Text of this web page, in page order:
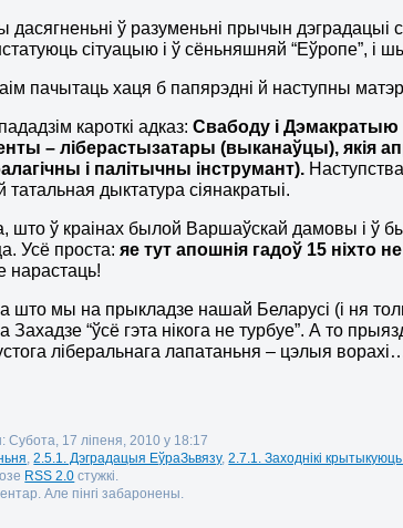
ў разуменьні прычын дэградацыі
сітуацыю і ў сёньняшняй “Еўропе”, і
пачытаць хаця б папярэдні й наступны
кароткі адказ:Свабоду і Дэмакратыю
– ліберастызатары (выканаўцы), якія
і палітычны інструмант).
татальная дыктатура сіянакратыі.
што ў краінах былой Варшаўскай дамовы і ў
Усё проста:яе тут апошнія гадоў 15 ніхто
нарастаць!
што мы на прыкладзе нашай Беларусі (і ня
Захадзе “ўсё гэта нікога не турбуе”. А то
ліберальнага лапатаньня – цэлыя
Субота, 17 ліпеня, 2010 у 18:17
,2.5.1. Дэградацыя ЕўраЗьвязу,2.7.1. Заходнікі крытыкуюць
RSS 2.0 стужкі.
Але пінгі забаронены.